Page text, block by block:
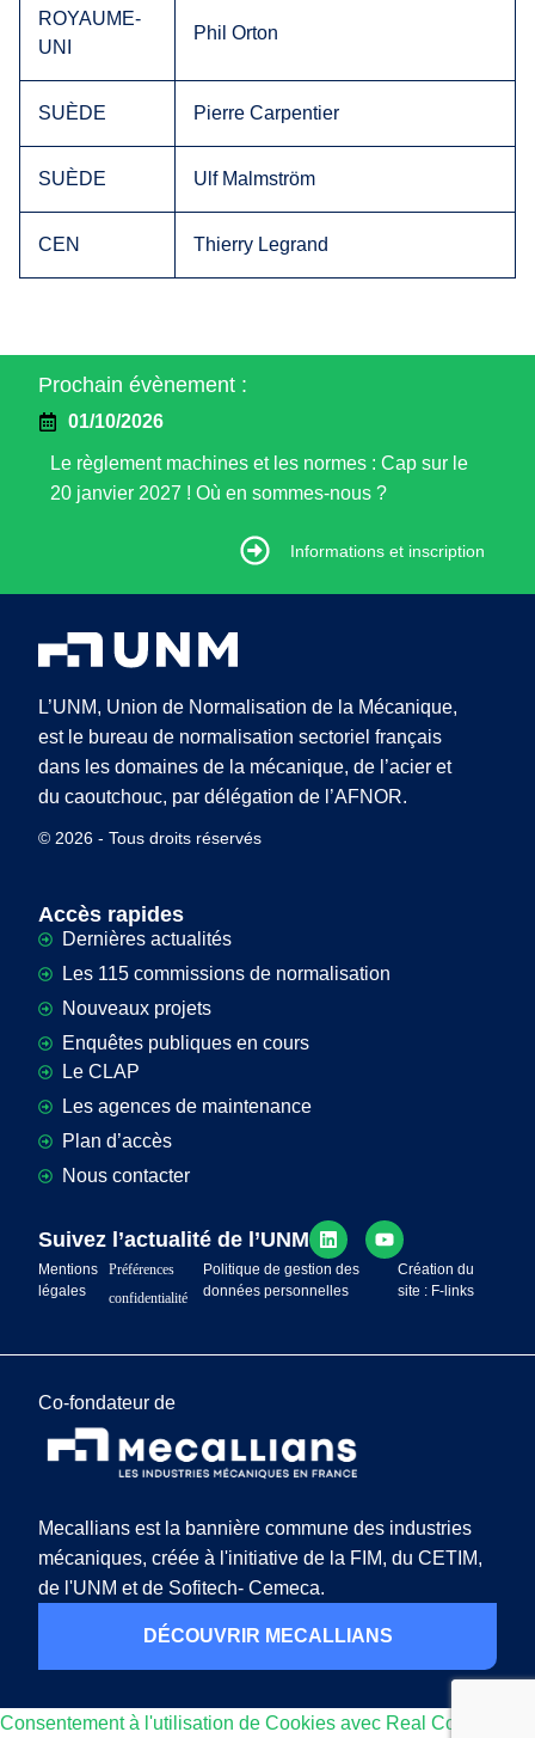
ROYAUME-
UNI
Phil Orton
SUÈDE Pierre Carpentier
SUÈDE Ulf Malmström
CEN Thierry Legrand
Prochain évènement :
01/10/2026
Le règlement machines et les normes : Cap sur le
20 janvier 2027 ! Où en sommes-nous ?
Informations et inscription
L’UNM, Union de Normalisation de la Mécanique,
est le bureau de normalisation sectoriel français
dans les domaines de la mécanique, de l’acier et
du caoutchouc, par délégation de l’AFNOR.
© 2026 - Tous droits réservés
Accès rapides
Dernières actualités
Les 115 commissions de normalisation
Nouveaux projets
Enquêtes publiques en cours
Le CLAP
Les agences de maintenance
Plan d’accès
Nous contacter
Suivez l’actualité de l’UNM
Mentions
légales
Préférences
confidentialité
Politique de gestion des
données personnelles
Création du
site : F-links
Co-fondateur de
Mecallians est la bannière commune des industries
mécaniques, créée à l'initiative de la FIM, du CETIM,
de l'UNM et de Sofitech- Cemeca.
DÉCOUVRIR MECALLIANS
Consentement à l'utilisation de Cookies avec Real Cookie